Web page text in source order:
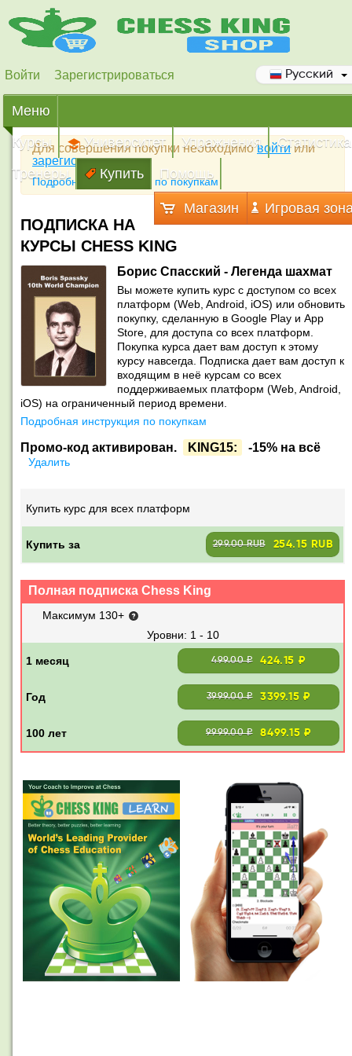
Войти Зарегистрироваться Русский
Меню
Курсы
Университет Упражнения
Статистика
Тренеры
Купить Помощь
Магазин Игровая
Для совершения покупки необходимовойтиили
зарегистрироваться
Подробная инструкция по покупкам
ПОДПИСКА НА
КУРСЫ CHESS KING
Борис Спасский - Легенда шахмат
Вы можете купить курс с доступом со всех
платформ (Web, Android, iOS) или обновить
покупку, сделанную в Google Play и App
Store, для доступа со всех платформ.
Покупка курса дает вам доступ к этому
курсу навсегда. Подписка дает вам доступ к
входящим в неё курсам со всех
поддерживаемых платформ (Web, Android,
iOS) на ограниченный период времени.
Подробная инструкция по покупкам
Промо-код активирован. KING15: -15% на всё
Удалить
Купить курс для всех платформ
Купить за 299.00 RUB 254.15 RUB
Полная подписка Chess King
Максимум 130+
1 - 10
499.00 ₽ 424.15 ₽
3999.00 ₽ 3399.15 ₽
9999.00 ₽ 8499.15 ₽